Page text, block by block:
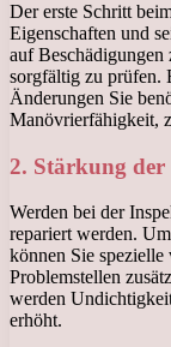
Der erste Schritt
Eigenschaften und
auf
sorgfältig zu prüfen.
Änderungen Sie
Manövrierfähigkeit,
2. Stärkung
Werden bei der
repariert werden.
können Sie
Problemstellen
werden
erhöht.